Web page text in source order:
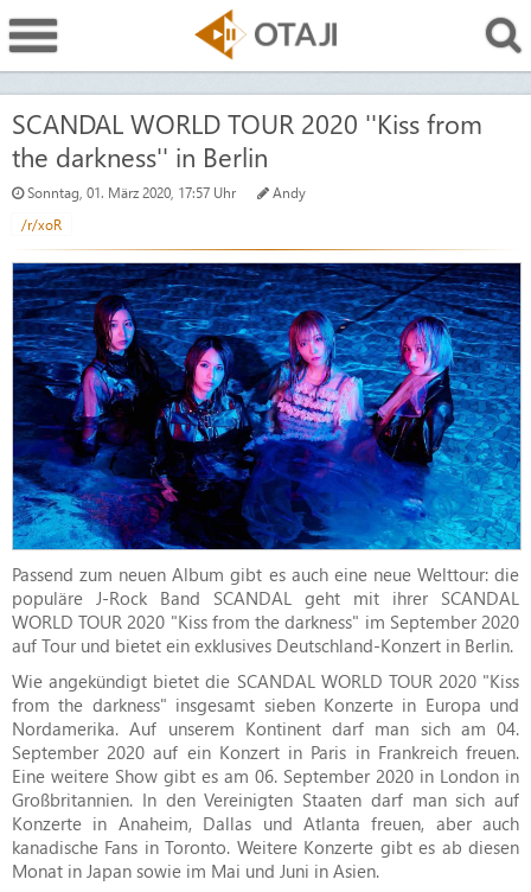
SCANDAL WORLD TOUR 2020 ''Kiss from
the darkness'' in Berlin
Sonntag, 01. März 2020, 17:57 Uhr
Andy
/r/xoR
Passend zum neuen Album gibt es auch eine neue Welttour: die
populäre J-Rock Band SCANDAL geht mit ihrer SCANDAL
WORLD TOUR 2020 "Kiss from the darkness" im September 2020
auf Tour und bietet ein exklusives Deutschland-Konzert in Berlin.
Wie angekündigt bietet die SCANDAL WORLD TOUR 2020 "Kiss
from the darkness" insgesamt sieben Konzerte in Europa und
Nordamerika. Auf unserem Kontinent darf man sich am 04.
September 2020 auf ein Konzert in Paris in Frankreich freuen.
Eine weitere Show gibt es am 06. September 2020 in London in
Großbritannien. In den Vereinigten Staaten darf man sich auf
Konzerte in Anaheim, Dallas und Atlanta freuen, aber auch
kanadische Fans in Toronto. Weitere Konzerte gibt es ab diesen
Monat in Japan sowie im Mai und Juni in Asien.